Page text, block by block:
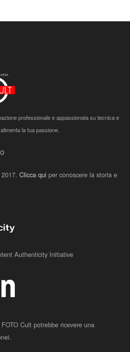
professionale e appassionata su tecnica e
la tua passione.
Clicca qui per conoscere la storia e
Authenticity Initiative
Cult potrebbe ricevere una